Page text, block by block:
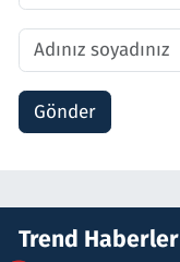
Gönder
Trend Haberler